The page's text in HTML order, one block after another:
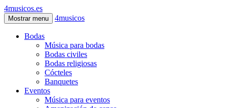
4musicos.es
Mostrar menu 4musicos
Bodas
Música para bodas
Bodas civiles
Bodas religiosas
Cócteles
Banquetes
Eventos
Música para eventos